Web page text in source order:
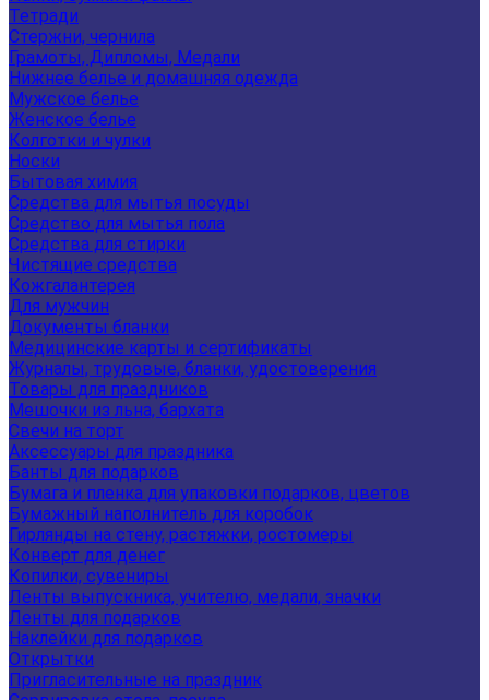
Тетради
Стержни, чернила
Грамоты, Дипломы, Медали
Нижнее белье и домашняя одежда
Мужское белье
Женское белье
Колготки и чулки
Носки
Бытовая химия
Средства для мытья посуды
Средство для мытья пола
Средства для стирки
Чистящие средства
Кожгалантерея
Для мужчин
Документы бланки
Медицинские карты и сертификаты
Журналы, трудовые, бланки, удостоверения
Товары для праздников
Мешочки из льна, бархата
Свечи на торт
Аксессуары для праздника
Банты для подарков
Бумага и пленка для упаковки подарков, цветов
Бумажный наполнитель для коробок
Гирлянды на стену, растяжки, ростомеры
Конверт для денег
Копилки, сувениры
Ленты выпускника, учителю, медали, значки
Ленты для подарков
Наклейки для подарков
Открытки
Пригласительные на праздник